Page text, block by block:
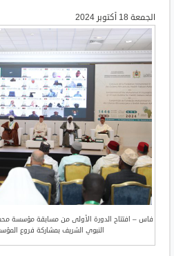
الجمعة 18 أكتوبر 2024
فاس – افتتاح الدورة الأولى من مسابقة مؤسسة
النبوي الشريف بمشاركة فروع المؤسسة في 48